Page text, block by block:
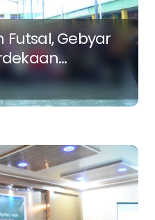
Gebyar
HUT ke-81